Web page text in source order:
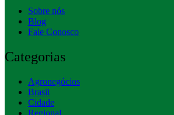
Sobre nós
Blog
Fale Conosco
Categorias
Agronegócios
Brasil
Cidade
Regional